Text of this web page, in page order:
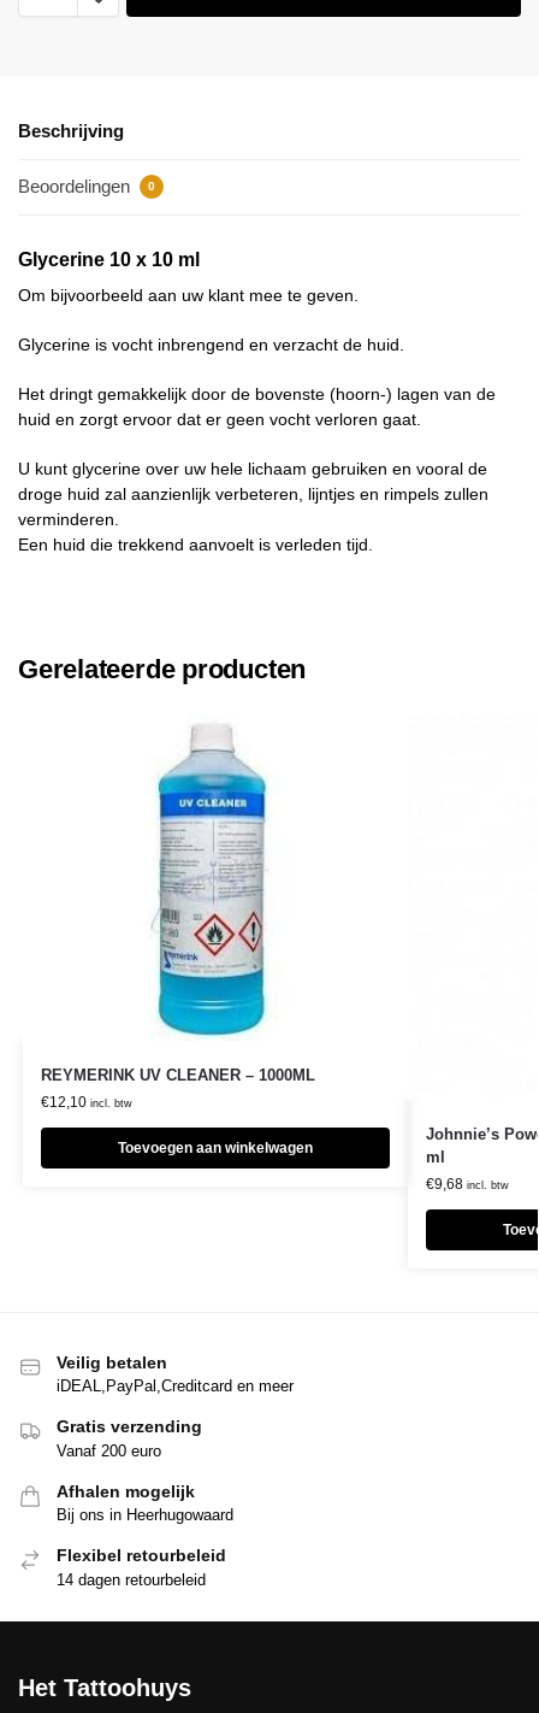
Beschrijving
Beoordelingen 0
Glycerine 10 x 10 ml
Om bijvoorbeeld aan uw klant mee te geven.
Glycerine is vocht inbrengend en verzacht de huid.
Het dringt gemakkelijk door de bovenste (hoorn-) lagen van de
huid en zorgt ervoor dat er geen vocht verloren gaat.
U kunt glycerine over uw hele lichaam gebruiken en vooral de
droge huid zal aanzienlijk verbeteren, lijntjes en rimpels zullen
verminderen.
Een huid die trekkend aanvoelt is verleden tijd.
Gerelateerde producten
REYMERINK UV CLEANER – 1000ML
€12,10 incl. btw
Toevoegen aan winkelwagen
Johnnie’s
ml
€9,68 incl. btw
Veilig betalen
iDEAL,PayPal,Creditcard en meer
Gratis verzending
Vanaf 200 euro
Afhalen mogelijk
Bij ons in Heerhugowaard
Flexibel retourbeleid
14 dagen retourbeleid
Het Tattoohuys